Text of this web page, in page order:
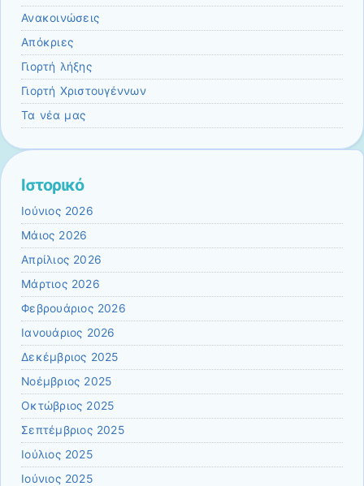
Ανακοινώσεις
Απόκριες
Γιορτή λήξης
Γιορτή Χριστουγέννων
Τα νέα μας
Ιστορικό
Ιούνιος 2026
Μάιος 2026
Απρίλιος 2026
Μάρτιος 2026
Φεβρουάριος 2026
Ιανουάριος 2026
Δεκέμβριος 2025
Νοέμβριος 2025
Οκτώβριος 2025
Σεπτέμβριος 2025
Ιούλιος 2025
Ιούνιος 2025